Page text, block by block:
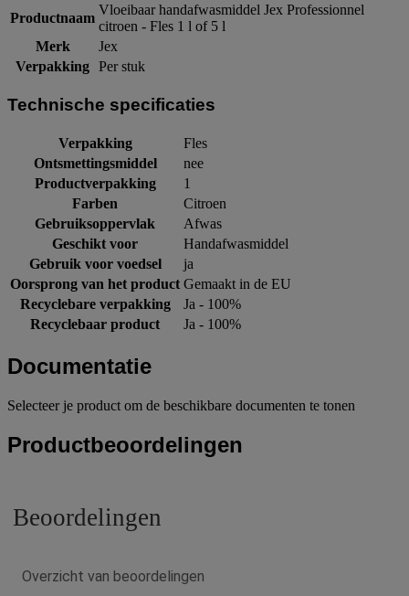
Productnaam
Vloeibaar handafwasmiddel Jex Professionnel
citroen - Fles 1 l of 5 l
Merk
Jex
Verpakking Per stuk
Technische specificaties
Verpakking
Fles
Ontsmettingsmiddel
nee
Productverpakking
1
Farben
Citroen
Gebruiksoppervlak
Afwas
Geschikt voor
Handafwasmiddel
Gebruik voor voedsel
ja
Oorsprong van het product Gemaakt in de EU
Recyclebare verpakking
Ja - 100%
Recyclebaar product
Ja - 100%
Documentatie
Selecteer je product om de beschikbare documenten te tonen
Productbeoordelingen